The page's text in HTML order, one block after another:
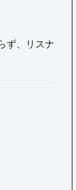
ず、リスナ